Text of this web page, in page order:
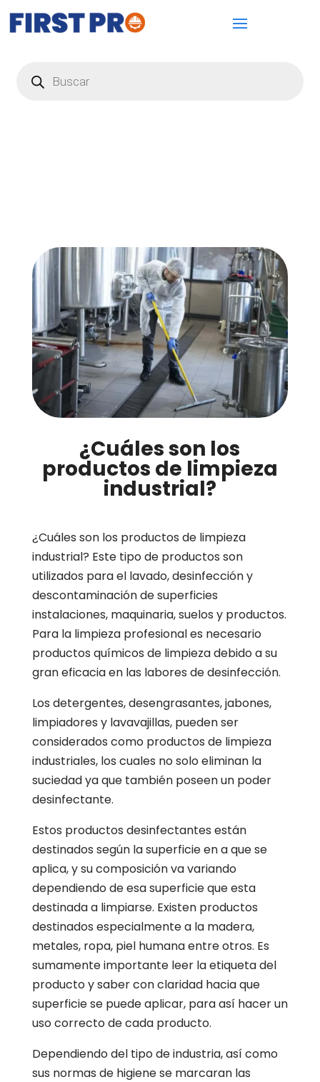
productos
¿Cuáles son los
productos de limpieza
industrial?
¿Cuáles son los productos de limpieza
industrial? Este tipo de productos son
utilizados para el lavado, desinfección y
descontaminación de superficies
instalaciones, maquinaria, suelos y productos.
Para la limpieza profesional es necesario
productos químicos de limpieza debido a su
gran eficacia en las labores de desinfección.
Los detergentes, desengrasantes, jabones,
limpiadores y lavavajillas, pueden ser
considerados como productos de limpieza
industriales, los cuales no solo eliminan la
suciedad ya que también poseen un poder
desinfectante.
Estos productos desinfectantes están
destinados según la superficie en a que se
aplica, y su composición va variando
dependiendo de esa superficie que esta
destinada a limpiarse. Existen productos
destinados especialmente a la madera,
metales, ropa, piel humana entre otros. Es
sumamente importante leer la etiqueta del
producto y saber con claridad hacia que
superficie se puede aplicar, para así hacer un
uso correcto de cada producto.
Dependiendo del tipo de industria, así como
sus normas de higiene se marcaran las